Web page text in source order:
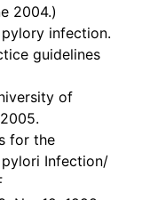
2004.)
infection.
guidelines
of
for the
Infection/